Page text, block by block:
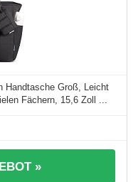
Handtasche Groß, Leicht
Fächern, 15,6 Zoll ...
»